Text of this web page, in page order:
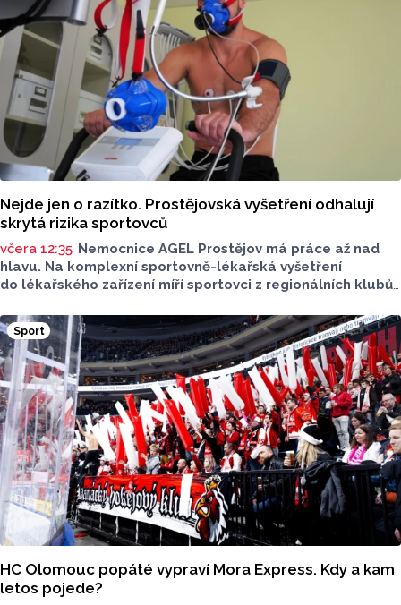
Nejde jen o razítko. Prostějovská vyšetření odhalují
skrytá rizika sportovců
včera 12:35 Nemocnice AGEL Prostějov má práce až nad
hlavu. Na komplexní sportovně-lékařská vyšetření
do lékařského zařízení míří sportovci z regionálních klubů,
o tom tisková mluvčí nemocnice Radka Miloševská.
V Prostějově vyšetřují i sportovce z Moravskoslezského,
Zlínského nebo Jihomoravského kraje.
Sport
HC Olomouc popáté vypraví Mora Express. Kdy a kam
letos pojede?